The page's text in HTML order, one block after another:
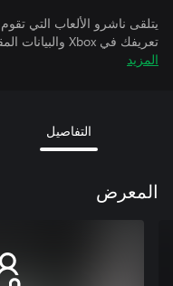
يتلقى ناشرو الألعاب التي
تعريفك في Xbox والبيانات المقترنة بينما تمارس الألعاب.
المزيد
التفاصيل
المعرض